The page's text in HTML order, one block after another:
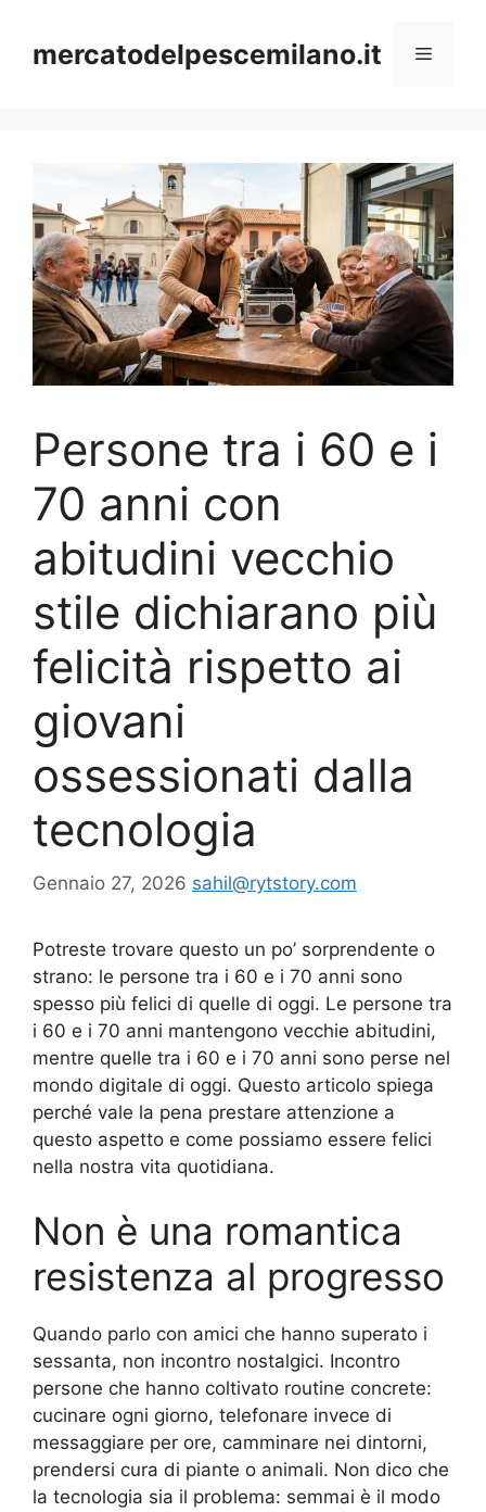
contenuto
mercatodelpescemilano.it Menu
Persone tra i 60 e i
70 anni con
abitudini vecchio
stile dichiarano più
felicità rispetto ai
giovani
ossessionati dalla
tecnologia
Gennaio 27, 2026 sahil@rytstory.com
Potreste trovare questo un po’ sorprendente o
strano: le persone tra i 60 e i 70 anni sono
spesso più felici di quelle di oggi. Le persone tra
i 60 e i 70 anni mantengono vecchie abitudini,
mentre quelle tra i 60 e i 70 anni sono perse nel
mondo digitale di oggi. Questo articolo spiega
perché vale la pena prestare attenzione a
questo aspetto e come possiamo essere felici
nella nostra vita quotidiana.
Non è una romantica
resistenza al progresso
Quando parlo con amici che hanno superato i
sessanta, non incontro nostalgici. Incontro
persone che hanno coltivato routine concrete:
cucinare ogni giorno, telefonare invece di
messaggiare per ore, camminare nei dintorni,
prendersi cura di piante o animali. Non dico che
la tecnologia sia il problema: semmai è il modo